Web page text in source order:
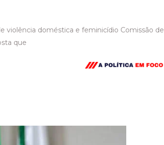
doméstica e feminicídio Comissão de
que